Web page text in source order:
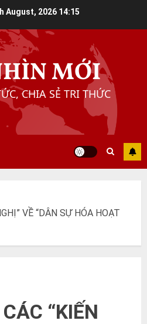
August, 2026 14:15
MỚI
CHIA SẺ TRI THỨC
VỀ “DÂN SỰ HÓA HOẠT
“KIẾN